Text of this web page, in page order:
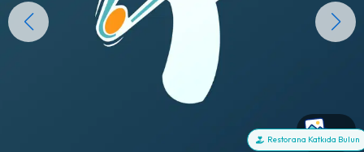
+0
Restorana Katkıda Bulun